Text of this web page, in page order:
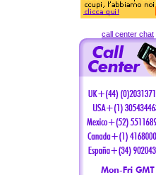
call center chat